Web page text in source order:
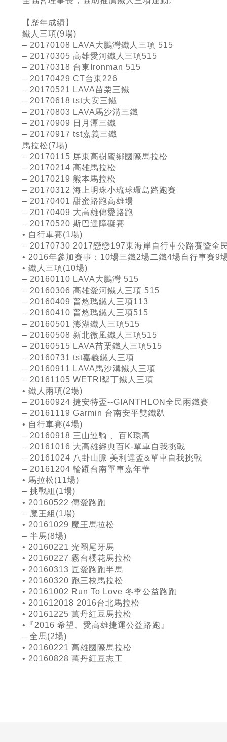
【歷年成績】
鐵人三項(9場)
– 20170108 LAVA大鵬灣鐵人三項 515
– 20170305 高雄愛河鐵人三項515
– 20170318 台東 Ironman 515
– 20170429 CT台東226
– 20170521 LAVA苗栗三鐵
– 20170618 tst大安三鐵
– 20170803 LAVA馬沙溝三鐵
– 20170909 日月潭三鐵
– 20170917 tst嘉義三鐵
馬拉松(7場)
– 20170115 屏東高樹蜜鄉國際馬拉松
– 20170214 高雄馬拉松
– 20170219 熊本馬拉松
– 20170312 海上明珠小琉球環島路跑賽
– 20170401 甜蜜路跑高雄場
– 20170409 大高雄傳愛路跑
– 20170520 斯巴達障礙賽
• 自行車賽(1場)
– 20170730 2017戀戀197東海岸自行車公路賽暨全
• 2016年參加賽事： 10場三鐵2場二鐵4場自行車賽9
• 鐵人三項(10場)
– 20160110 LAVA大鵬灣 515
– 20160306 高雄愛河鐵人三項 515
– 20160409 普悠瑪鐵人三項113
– 20160410 普悠瑪鐵人三項515
– 20160501 澎湖鐵人三項515
– 20160508 新北微風鐵人三項515
– 20160515 LAVA苗栗鐵人三項515
– 20160731 tst嘉義鐵人三項
– 20160911 LAVA馬沙溝鐵人三項
– 20161105 WETRI墾丁鐵人三項
• 鐵人兩項(2場)
– 20160924 捷安特盃--GIANTHLON 全民兩鐵賽
– 20161119 Garmin 台南安平雙鐵趴
• 自行車賽(4場)
– 20160918 三山連騎
、百K環高
– 20161016 大高雄經典百K-單車自我挑戰
– 20161024 八卦山脈 美利達盃&單車自我挑戰
– 20161204 輪躍台南單車嘉年華
• 馬拉松(11場)
– 挑戰組 (1場)
• 20160522 傳愛路跑
– 魔王組 (1場)
• 20161029 魔王馬拉松
– 半馬(8場)
• 20160221 光圈尾牙馬
• 20160227 霧台櫻花馬拉松
• 20160313 匠愛路跑半馬
• 20160320 跑三校馬拉松
• 20161002 Run To Love 冬季公益路跑
• 201612018 2016台北馬拉松
• 20161225 萬丹紅豆馬拉松
•『2016 希望、愛高雄捷運公益路跑』
– 全馬(2場)
• 20160221 高雄國際馬拉松
• 20160828 萬丹紅豆志工